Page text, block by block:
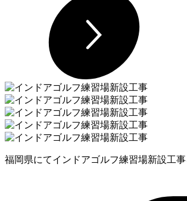
福岡県にてインドアゴルフ練習場新設工事